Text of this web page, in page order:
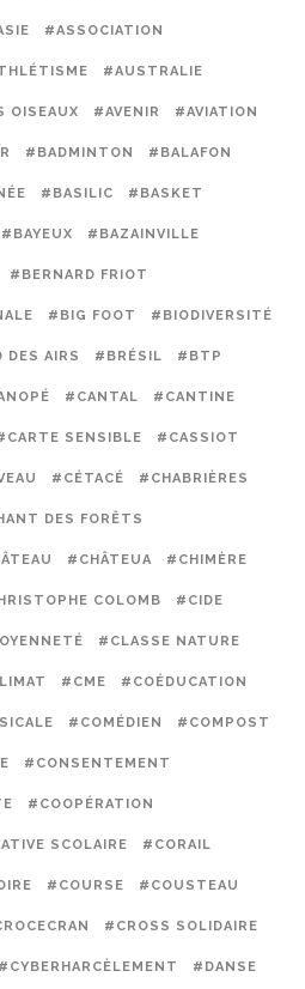
#ASSOCIATION
#AUSTRALIE
OISEAUX #AVENIR #AVIATION
#BADMINTON #BALAFON
#BASILIC #BASKET
#BAYEUX #BAZAINVILLE
#BERNARD FRIOT
#BIG FOOT #BIODIVERSITÉ
DES AIRS #BRÉSIL #BTP
#CANTAL #CANTINE
SENSIBLE #CASSIOT
#CÉTACÉ #CHABRIÈRES
DES FORÊTS
#CHÂTEUA #CHIMÈRE
COLOMB #CIDE
#CLASSE NATURE
#CME #COÉDUCATION
#COMÉDIEN #COMPOST
#CONSENTEMENT
#COOPÉRATION
SCOLAIRE #CORAIL
#COURSE #COUSTEAU
#CROSS SOLIDAIRE
#CYBERHARCÈLEMENT #DANSE